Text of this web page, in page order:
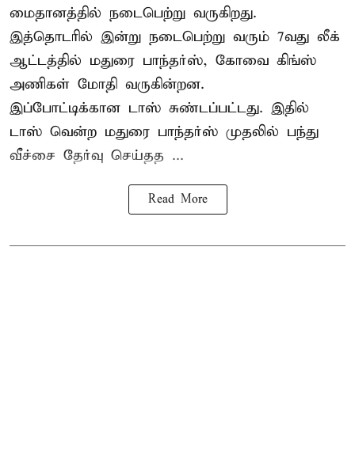
மைதானத்தில் நடைபெற்று வருகிறது.
இத்தொடரில் இன்று நடைபெற்று வரும் 7வது லீக்
ஆட்டத்தில் மதுரை பாந்தர்ஸ், கோவை கிங்ஸ்
அணிகள் மோதி வருகின்றன.
இப்போட்டிக்கான டாஸ் சுண்டப்பட்டது. இதில்
டாஸ் வென்ற மதுரை பாந்தர்ஸ் முதலில் பந்து
வீச்சை தேர்வு செய்தத ...
Read More